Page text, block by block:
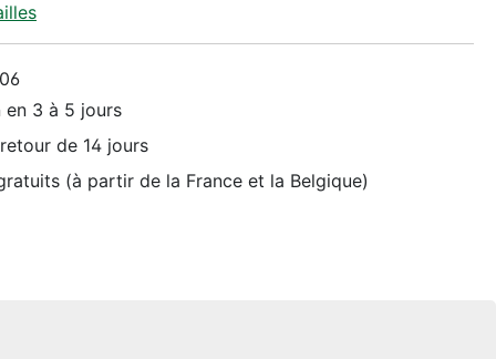
en 3 à 5 jours
de 14 jours
(à partir de la France et la Belgique)